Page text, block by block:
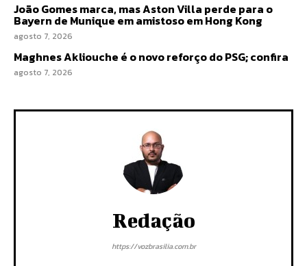
João Gomes marca, mas Aston Villa perde para o
Bayern de Munique em amistoso em Hong Kong
agosto 7, 2026
Maghnes Akliouche é o novo reforço do PSG; confira
agosto 7, 2026
Redação
https://vozbrasilia.com.br